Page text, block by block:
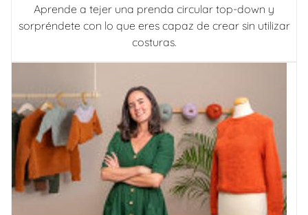
Aprende a tejer una prenda circular top-down y
sorpréndete con lo que eres capaz de crear sin utilizar
costuras.